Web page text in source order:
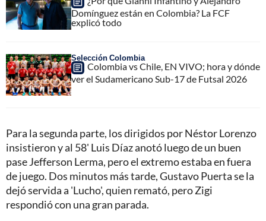
Domínguez están en Colombia? La FCF
explicó todo
Selección Colombia
Colombia vs Chile, EN VIVO; hora y dónde
ver el Sudamericano Sub-17 de Futsal 2026
Para la segunda parte, los dirigidos por Néstor Lorenzo
insistieron y al 58' Luis Díaz anotó luego de un buen
pase Jefferson Lerma, pero el extremo estaba en fuera
de juego. Dos minutos más tarde, Gustavo Puerta se la
dejó servida a 'Lucho', quien remató, pero Zigi
respondió con una gran parada.